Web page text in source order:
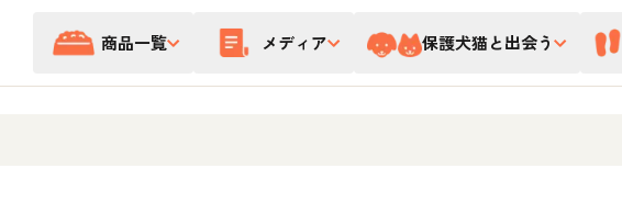
商品一覧 メディア 保護犬猫と出会う